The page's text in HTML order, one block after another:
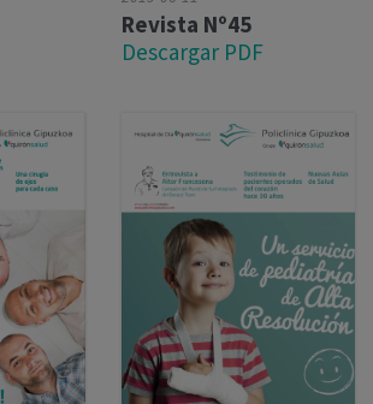
Revista Nº45
Descargar PDF